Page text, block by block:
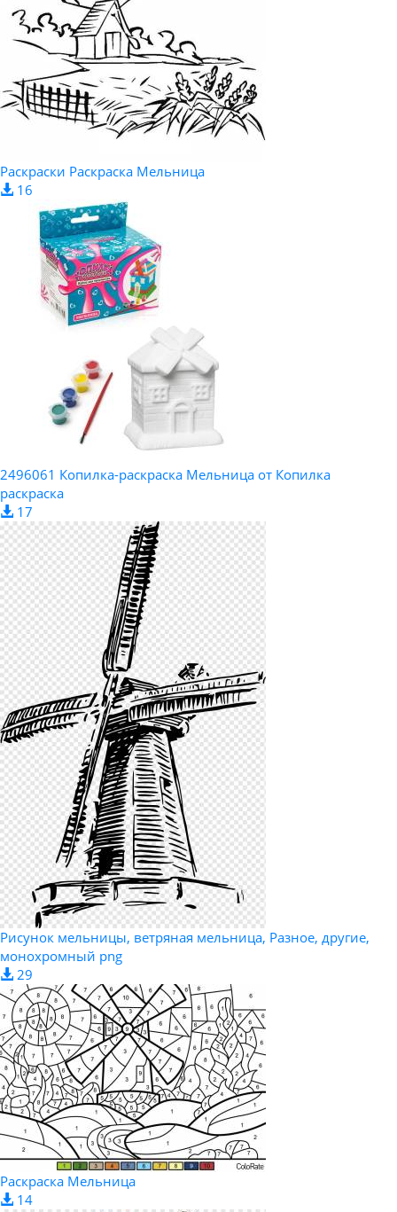
Раскраски Раскраска Мельница
16
2496061 Копилка-раскраска Мельница от Копилка
раскраска
17
Рисунок мельницы, ветряная мельница, Разное, другие,
монохромный png
29
Раскраска Мельница
14